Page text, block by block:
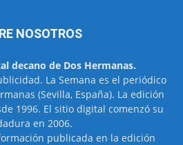
NOSOTROS
decano de Dos Hermanas.
La Semana es el periódico
(Sevilla, España). La edición
1996. El sitio digital comenzó su
en 2006.
publicada en la edición